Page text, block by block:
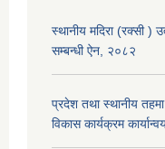
स्थानीय मदिरा (रक्सी )
सम्बन्धी ऐन, २०८२
प्रदेश तथा स्थानीय
विकास कार्यक्रम